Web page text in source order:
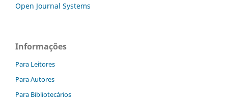
Open Journal Systems
Informações
Para Leitores
Para Autores
Para Bibliotecários